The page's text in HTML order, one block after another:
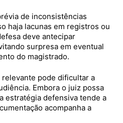
de inconsistências
haja lacunas em registros ou
deve antecipar
surpresa em eventual
do magistrado.
pode dificultar a
Embora o juiz possa
estratégia defensiva tende a
acompanha a